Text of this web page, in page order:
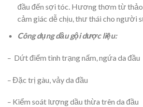
đầu đến sợi tóc. Hương thơm từ thảo
cảm giác dễ chịu, thư thái cho người
Công dụng dầu gội dược liệu:
– Dứt điểm tình trạng nấm, ngứa da đầu
– Đặc trị gàu, vảy da đầu
– Kiểm soát lượng dầu thừa trên da đầu